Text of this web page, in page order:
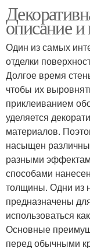
описание
Один из самых
отделки
Долгое время
чтобы их
приклеиванием
уделяется
материалов.
насыщен
разными
способами
толщины. Одни из
предназначены
использоваться
Основные
перед обычными